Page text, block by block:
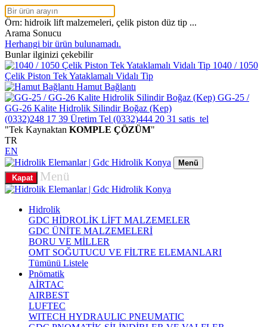
Örn: hidroik lift malzemeleri, çelik piston düz tip ...
Arama Sonucu
Herhangi bir ürün bulunamadı.
Bunlar ilginizi çekebilir
1040 / 1050
Çelik Piston Tek Yataklamalı Vidalı Tip
Hamut Bağlantı
GG-25 /
GG-26 Kalite Hidrolik Silindir Boğaz (Kep)
(0332)248 17 39 Üretim Tel (0332)444 20 31 satis_tel
"Tek Kaynaktan KOMPLE ÇÖZÜM"
TR
EN
Menü
Kapat
Menü
Hidrolik
GDC HİDROLİK LİFT MALZEMELER
GDC ÜNİTE MALZEMELERİ
BORU VE MİLLER
OMT SOĞUTUCU VE FİLTRE ELEMANLARI
Tümünü Listele
Pnömatik
AİRTAC
AIRBEST
LUFTEC
WITECH HYDRAULIC PNEUMATIC